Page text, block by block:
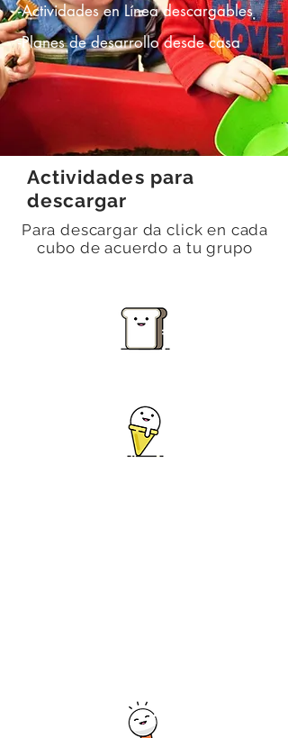
-Actividades en Línea descargables
-Planes de desarrollo desde casa
Actividades para
descargar
Para descargar da click en cada
cubo de acuerdo a tu grupo